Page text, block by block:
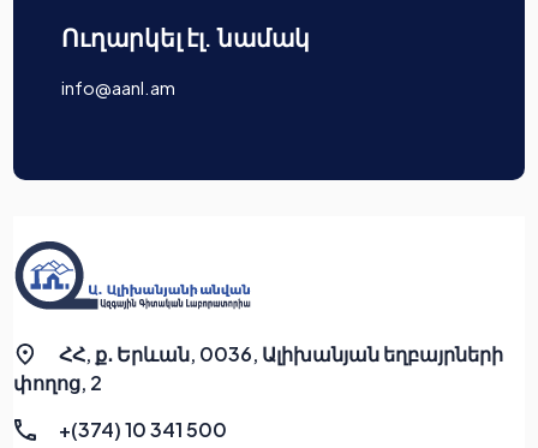
Ուղարկել էլ. նամակ
info@aanl.am
ՀՀ, ք․ Երևան, 0036, Ալիխանյան եղբայրների
փողոց, 2
+(374) 10 341 500